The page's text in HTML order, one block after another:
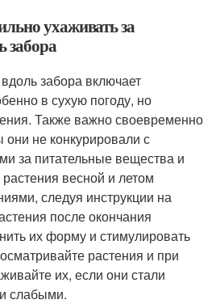
ухаживать за
забора
забора включает
в сухую погоду, но
Также важно своевременно
они не конкурировали с
за питательные вещества и
весной и летом
следуя инструкции на
после окончания
их форму и стимулировать
растения и при
их, если они стали
слабыми.